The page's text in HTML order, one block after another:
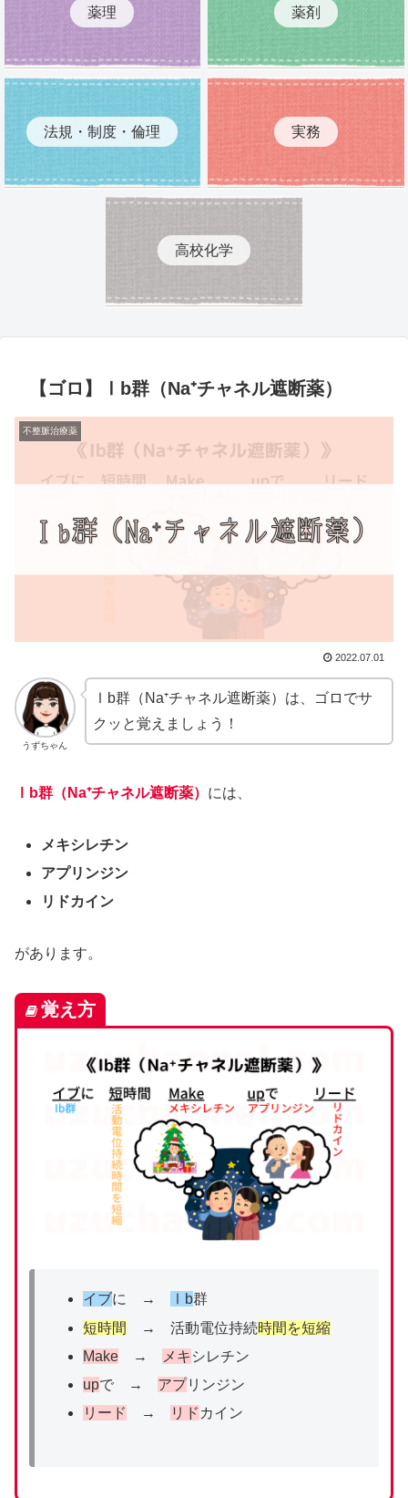
薬理 薬剤
法規・制度・倫理 実務
高校化学
【ゴロ】Ⅰb群（Na⁺チャネル遮断薬）
不整脈治療薬
2022.07.01
うずちゃん
Ⅰb群（Na⁺チャネル遮断薬）は、ゴロでサ
クッと覚えましょう！
Ⅰb群（Na⁺チャネル遮断薬） には、
メキシレチン
アプリンジン
リドカイン
があります。
覚え方
イブに → Ⅰb群
短時間
→ 活動電位持続時間を短縮
Make→ メキ シレチン
upで → アプリンジン
リード
→ リド カイン